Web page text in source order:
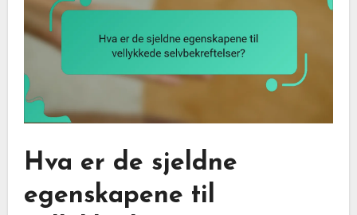
Hva er de sjeldne
egenskapene til